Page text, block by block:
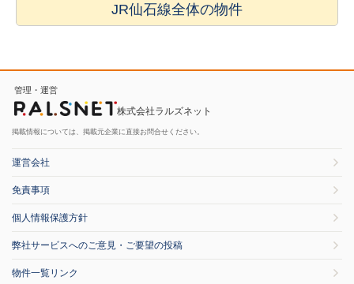
JR仙石線全体の物件
管理・運営
株式会社ラルズネット
掲載情報については、掲載元企業に直接お問合せください。
運営会社
免責事項
個人情報保護方針
弊社サービスへのご意見・ご要望の投稿
物件一覧リンク